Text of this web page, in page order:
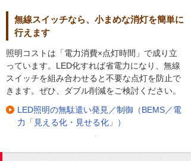
無線スイッチなら、小まめな消灯を簡単に
行えます
照明コストは「電力消費×点灯時間」で成り立
っています。LED化すれば省電力になり、無線
スイッチを組み合わせると不要な点灯を防止で
きます。ぜひ、ダブル削減をご検討ください。
LED照明の無駄遣い発見／制御（BEMS／電
力「見える化・見せる化」）